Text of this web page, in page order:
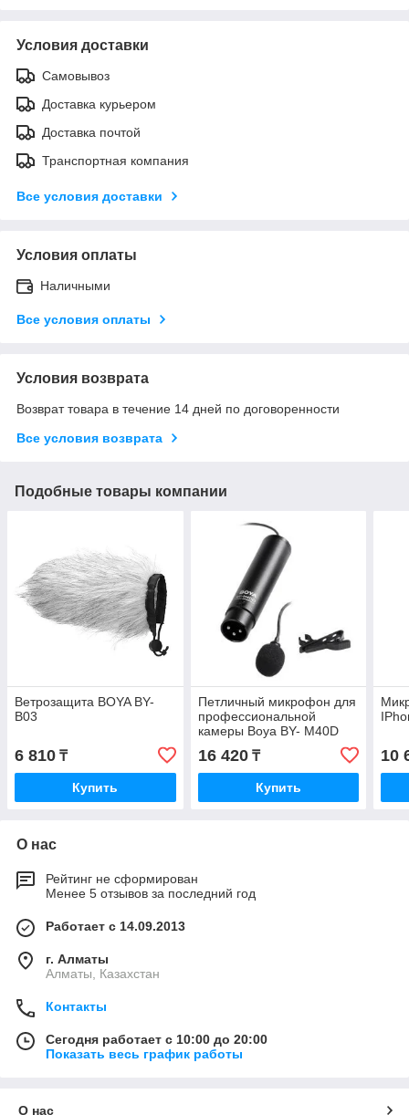
Условия доставки
Самовывоз
Доставка курьером
Доставка почтой
Транспортная компания
Все условия доставки
Условия оплаты
Наличными
Все условия оплаты
Условия возврата
Возврат товара в течение 14 дней по договоренности
Все условия возврата
Подобные товары компании
Ветрозащита BOYA BY-
B03
6 810 ₸
Купить
Петличный микрофон для
профессиональной
камеры Boya BY- M40D
16 420₸
Купить
10
О нас
Рейтинг не сформирован
Менее 5 отзывов за последний год
Работает с 14.09.2013
г. Алматы
Алматы, Казахстан
Контакты
Сегодня работает с 10:00 до 20:00
Показать весь график работы
О нас